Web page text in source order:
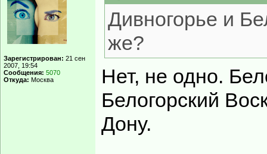
Зарегистрирован: 21 сен
2007, 19:54
Сообщения: 5070
Откуда: Москва
Дивногорье и
же?
Нет, не одно.
Белогорский
Дону.